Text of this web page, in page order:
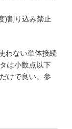
)割り込み禁止
わない単体接続
は小数点以下
けで良い。参